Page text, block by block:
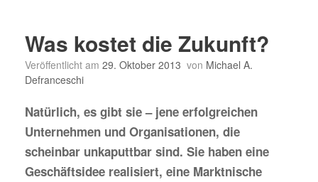
Was kostet die Zukunft?
Veröffentlicht am 29. Oktober 2013 von Michael A.
Defranceschi
Natürlich, es gibt sie – jene erfolgreichen
Unternehmen und Organisationen, die
scheinbar unkaputtbar sind. Sie haben eine
Geschäftsidee realisiert, eine Marktnische